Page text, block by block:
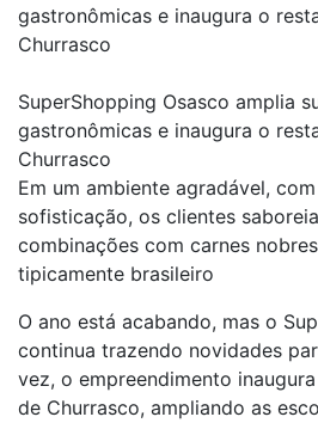
gastronômicas e inaugura o
Churrasco
SuperShopping Osasco amplia
gastronômicas e inaugura o
Churrasco
Em um ambiente agradável,
sofisticação, os clientes
combinações com carnes
tipicamente brasileiro
O ano está acabando, mas o
continua trazendo novidades
vez, o empreendimento
de Churrasco, ampliando as